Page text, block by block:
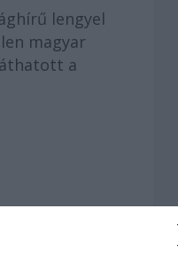
lengyel
magyar
a